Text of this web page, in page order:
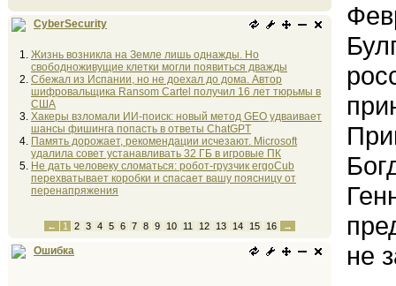
CyberSecurity
Жизнь возникла на Земле лишь однажды. Но
свободноживущие клетки могли появиться дважды
Сбежал из Испании, но не доехал до дома. Автор
шифровальщика Ransom Cartel получил 16 лет тюрьмы в
США
Хакеры взломали ИИ-поиск: новый метод GEO удваивает
шансы фишинга попасть в ответы ChatGPT
Память дорожает, рекомендации исчезают. Microsoft
удалила совет устанавливать 32 ГБ в игровые ПК
Не дать человеку сломаться: робот-грузчик ergoCub
перехватывает коробки и спасает вашу поясницу от
перенапряжения
← 1 2 3 4 5 6 7 8 9 10 11 12 13 14 15 16 →
Ошибка
не